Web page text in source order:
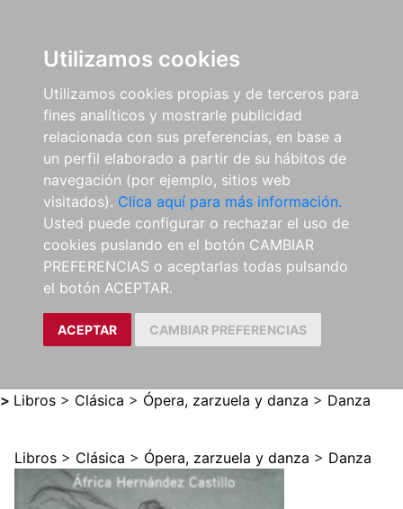
Utilizamos cookies
Utilizamos cookies propias y de terceros para
fines analíticos y mostrarle publicidad
relacionada con sus preferencias, en base a
un perfil elaborado a partir de su hábitos de
navegación (por ejemplo, sitios web
visitados). Clica aquí para más información.
Usted puede configurar o rechazar el uso de
cookies puslando en el botón CAMBIAR
PREFERENCIAS o aceptarlas todas pulsando
el botón ACEPTAR.
ACEPTAR CAMBIAR PREFERENCIAS
> Libros > Clásica > Ópera, zarzuela y danza > Danza
Libros > Clásica > Ópera, zarzuela y danza > Danza